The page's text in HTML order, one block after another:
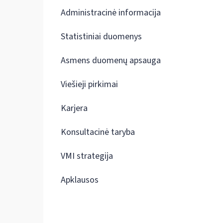
Administracinė informacija
Statistiniai duomenys
Asmens duomenų apsauga
Viešieji pirkimai
Karjera
Konsultacinė taryba
VMI strategija
Apklausos